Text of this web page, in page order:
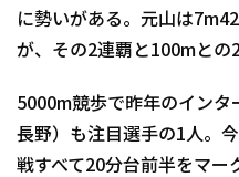
に勢いがある。元山は
が、その2連覇と100mとの2
5000m競歩で昨年のインタ
長野）も注目選手の1人。
戦すべて20分台前半をマー